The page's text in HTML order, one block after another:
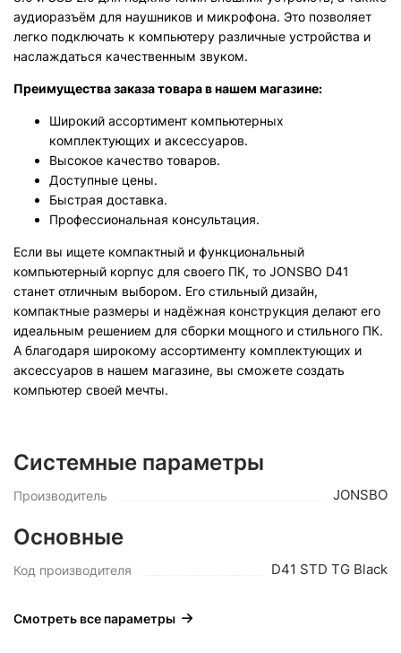
аудиоразъём для наушников и микрофона. Это позволяет
легко подключать к компьютеру различные устройства и
наслаждаться качественным звуком.
Преимущества заказа товара в нашем магазине:
Широкий ассортимент компьютерных
комплектующих и аксессуаров.
Высокое качество товаров.
Доступные цены.
Быстрая доставка.
Профессиональная консультация.
Если вы ищете компактный и функциональный
компьютерный корпус для своего ПК, то JONSBO D41
станет отличным выбором. Его стильный дизайн,
компактные размеры и надёжная конструкция делают его
идеальным решением для сборки мощного и стильного ПК.
А благодаря широкому ассортименту комплектующих и
аксессуаров в нашем магазине, вы сможете создать
компьютер своей мечты.
Системные параметры
Производитель JONSBO
Основные
Код производителя D41 STD TG Black
Смотреть все параметры